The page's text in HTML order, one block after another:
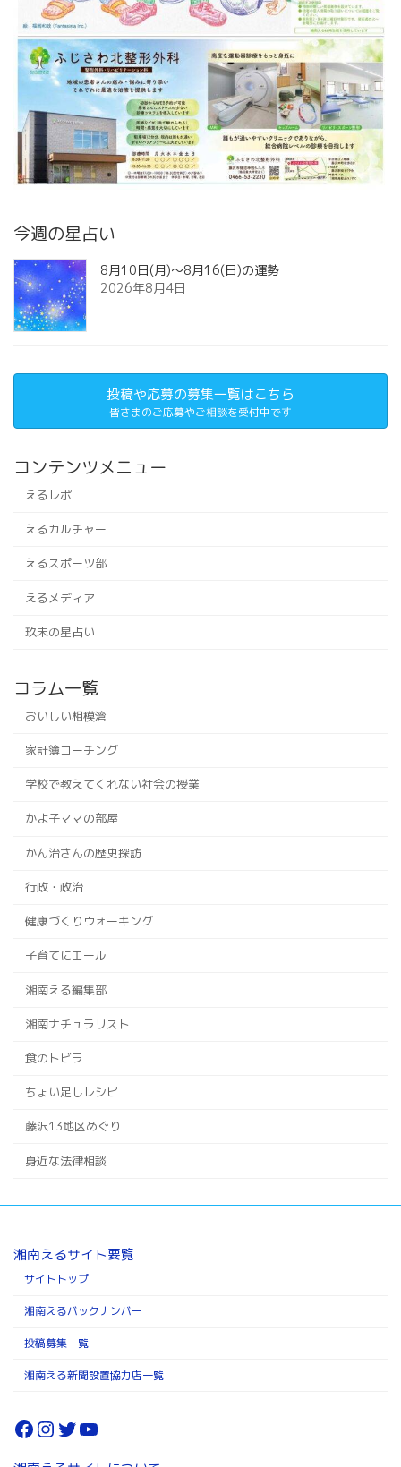
今週の星占い
8月10日(月)～8月16(日)の運勢
2026年8月4日
投稿や応募の募集一覧はこちら
皆さまのご応募やご相談を受付中です
コンテンツメニュー
えるレポ
えるカルチャー
えるスポーツ部
えるメディア
玖未の星占い
コラム一覧
おいしい相模湾
家計簿コーチング
学校で教えてくれない社会の授業
かよ子ママの部屋
かん治さんの歴史探訪
行政・政治
健康づくりウォーキング
子育てにエール
湘南える編集部
湘南ナチュラリスト
食のトビラ
ちょい足しレシピ
藤沢13地区めぐり
身近な法律相談
湘南えるサイト要覧
サイトトップ
湘南えるバックナンバー
投稿募集一覧
湘南える新聞設置協力店一覧
Facebook
Instagram
Twitter
YouTube